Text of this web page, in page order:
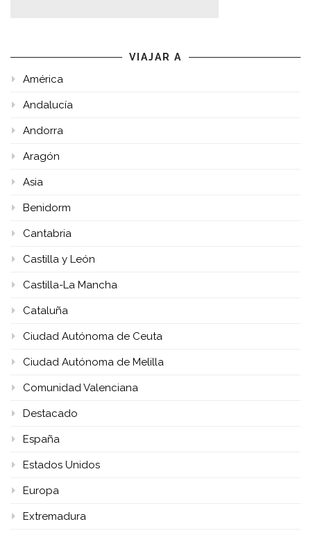
VIAJAR A
América
Andalucía
Andorra
Aragón
Asia
Benidorm
Cantabria
Castilla y León
Castilla-La Mancha
Cataluña
Ciudad Autónoma de Ceuta
Ciudad Autónoma de Melilla
Comunidad Valenciana
Destacado
España
Estados Unidos
Europa
Extremadura